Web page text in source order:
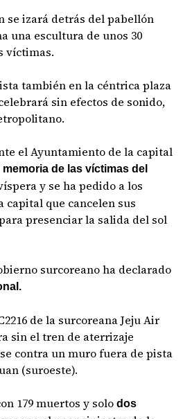
se izará detrás del pabellón
una escultura de unos 30
víctimas.
también en la céntrica plaza
sin efectos de sonido,
el Ayuntamiento de la capital
de las víctimas del
y se ha pedido a los
que cancelen sus
presenciar la salida del sol
surcoreano ha declarado
de la surcoreana Jeju Air
sin el tren de aterrizaje
contra un muro fuera de pista
(suroeste).
179 muertos y solo dos